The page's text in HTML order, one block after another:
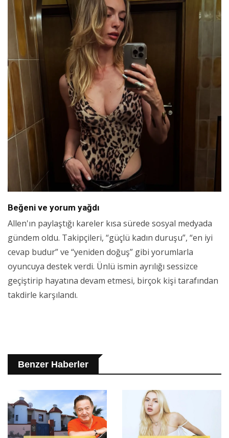
Beğeni ve yorum yağdı
Allen'ın paylaştığı kareler kısa sürede sosyal medyada
gündem oldu. Takipçileri, “güçlü kadın duruşu”, “en iyi
cevap budur” ve “yeniden doğuş” gibi yorumlarla
oyuncuya destek verdi. Ünlü ismin ayrılığı sessizce
geçiştirip hayatına devam etmesi, birçok kişi tarafından
takdirle karşılandı.
Benzer Haberler